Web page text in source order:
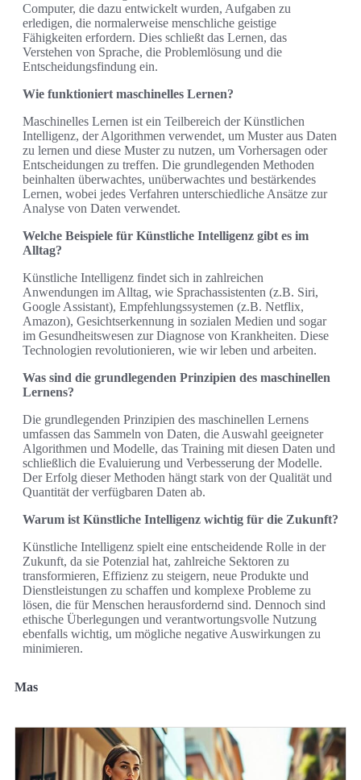
Computer, die dazu entwickelt wurden, Aufgaben zu
erledigen, die normalerweise menschliche geistige
Fähigkeiten erfordern. Dies schließt das Lernen, das
Verstehen von Sprache, die Problemlösung und die
Entscheidungsfindung ein.
Wie funktioniert maschinelles Lernen?
Maschinelles Lernen ist ein Teilbereich der Künstlichen
Intelligenz, der Algorithmen verwendet, um Muster aus Daten
zu lernen und diese Muster zu nutzen, um Vorhersagen oder
Entscheidungen zu treffen. Die grundlegenden Methoden
beinhalten überwachtes, unüberwachtes und bestärkendes
Lernen, wobei jedes Verfahren unterschiedliche Ansätze zur
Analyse von Daten verwendet.
Welche Beispiele für Künstliche Intelligenz gibt es im
Alltag?
Künstliche Intelligenz findet sich in zahlreichen
Anwendungen im Alltag, wie Sprachassistenten (z.B. Siri,
Google Assistant), Empfehlungssystemen (z.B. Netflix,
Amazon), Gesichtserkennung in sozialen Medien und sogar
im Gesundheitswesen zur Diagnose von Krankheiten. Diese
Technologien revolutionieren, wie wir leben und arbeiten.
Was sind die grundlegenden Prinzipien des maschinellen
Lernens?
Die grundlegenden Prinzipien des maschinellen Lernens
umfassen das Sammeln von Daten, die Auswahl geeigneter
Algorithmen und Modelle, das Training mit diesen Daten und
schließlich die Evaluierung und Verbesserung der Modelle.
Der Erfolg dieser Methoden hängt stark von der Qualität und
Quantität der verfügbaren Daten ab.
Warum ist Künstliche Intelligenz wichtig für die Zukunft?
Künstliche Intelligenz spielt eine entscheidende Rolle in der
Zukunft, da sie Potenzial hat, zahlreiche Sektoren zu
transformieren, Effizienz zu steigern, neue Produkte und
Dienstleistungen zu schaffen und komplexe Probleme zu
lösen, die für Menschen herausfordernd sind. Dennoch sind
ethische Überlegungen und verantwortungsvolle Nutzung
ebenfalls wichtig, um mögliche negative Auswirkungen zu
minimieren.
Mas